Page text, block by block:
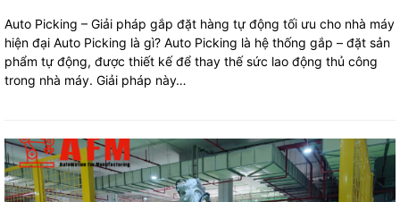
Auto Picking – Giải pháp gắp đặt hàng tự động tối ưu cho nhà máy
hiện đại Auto Picking là gì? Auto Picking là hệ thống gắp – đặt sản
phẩm tự động, được thiết kế để thay thế sức lao động thủ công
trong nhà máy. Giải pháp này…